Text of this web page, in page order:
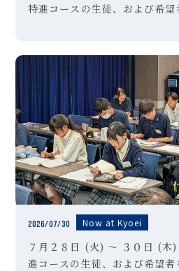
特進コースの生徒、および希
習や確認テストを実 […]
2026/07/30 Now at Kyoei
７月２８日 (火) ～ ３０日 (木
進コースの生徒、および希望